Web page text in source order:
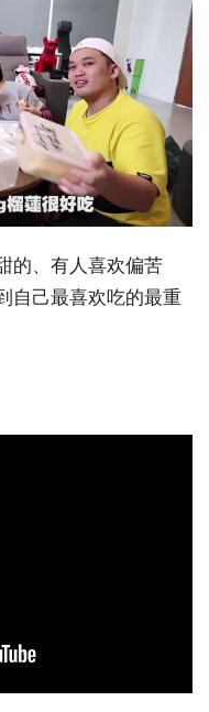
的、有人喜欢偏苦
自己最喜欢吃的最重